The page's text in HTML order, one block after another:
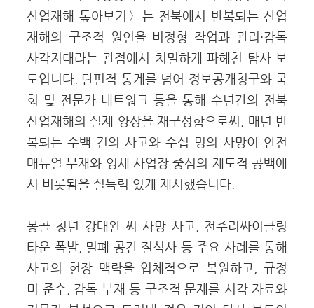
산업재해 톺아보기〉는 전북에서 반복되는 산업
재해의 구조적 원인을 비정형 작업과 관리·감독
사각지대라는 관점에서 치밀하게 파헤친 탐사 보
도입니다. 단편적 통계를 넘어 정보공개청구와 국
회 및 전문가 네트워크 등을 통해 수년간의 전북
산업재해의 실제 양상을 재구성함으로써, 매년 반
복되는 수백 건의 사고와 수십 명의 사망이 안전
매뉴얼 부재와 영세 사업장 중심의 제도적 공백에
서 비롯됨을 설득력 있게 제시했습니다.
몽골 청년 강태완 씨 사망 사고, 전주리싸이클링
타운 폭발, 밀폐 공간 질식사 등 주요 사례를 통해
사고의 현장 맥락을 입체적으로 복원하고, 규정
미 준수, 감독 부재 등 구조적 문제를 시각 자료와